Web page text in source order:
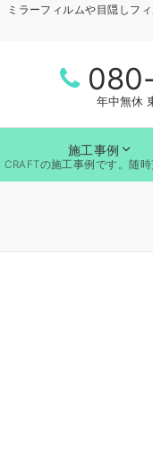
ラーフィルムや目隠しフ
年中無休
施工事例
CRAFTの施工事例です。随時